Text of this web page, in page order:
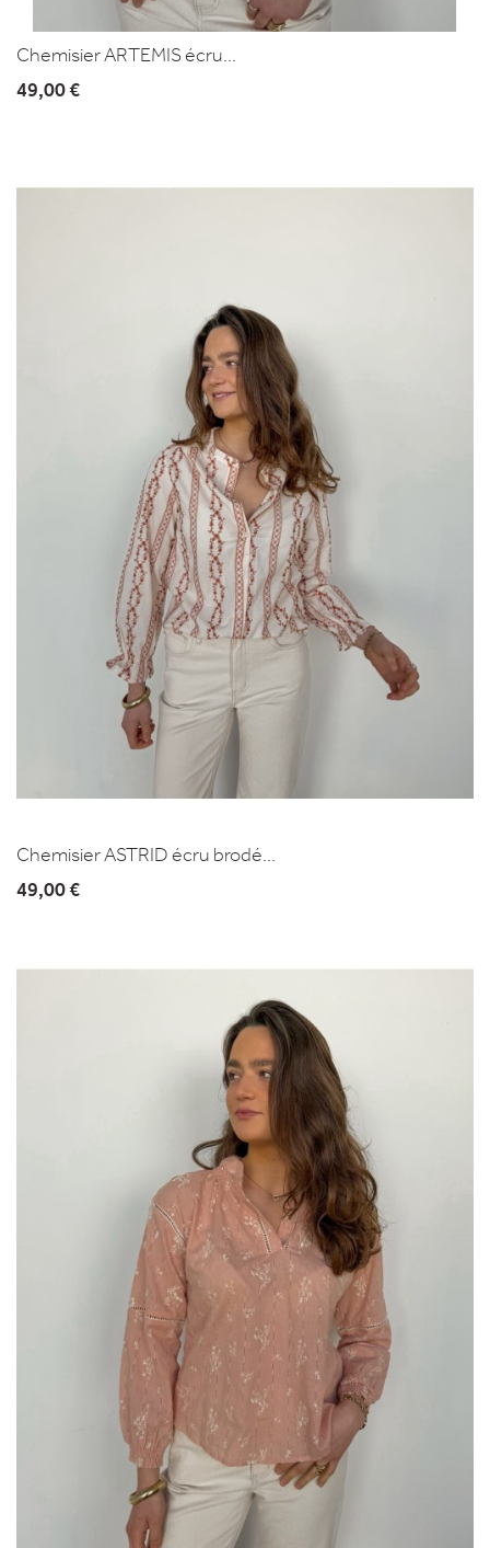
Chemisier ARTEMIS écru...
49,00 €
Chemisier ASTRID écru brodé...
49,00 €